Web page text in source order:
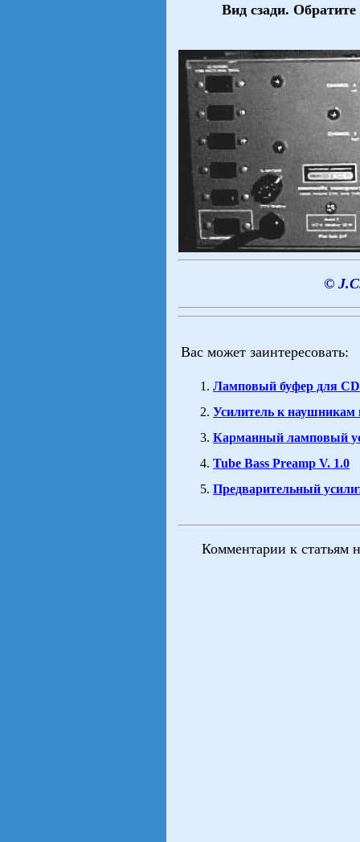
Вид сзади.
©
Вас может заинтересовать:
Ламповый буфер для
Усилитель к наушникам
Карманный ламповый
Tube Bass Preamp V. 1.0
Предварительный
Комментарии к статьям